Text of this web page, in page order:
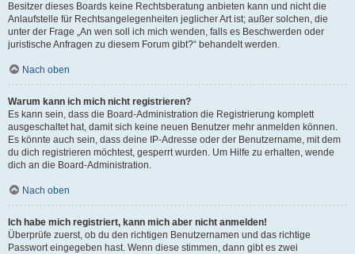
Besitzer dieses Boards keine Rechtsberatung anbieten kann und nicht die
Anlaufstelle für Rechtsangelegenheiten jeglicher Art ist; außer solchen, die
unter der Frage „An wen soll ich mich wenden, falls es Beschwerden oder
juristische Anfragen zu diesem Forum gibt?“ behandelt werden.
Nach oben
Warum kann ich mich nicht registrieren?
Es kann sein, dass die Board-Administration die Registrierung komplett
ausgeschaltet hat, damit sich keine neuen Benutzer mehr anmelden können.
Es könnte auch sein, dass deine IP-Adresse oder der Benutzername, mit dem
du dich registrieren möchtest, gesperrt wurden. Um Hilfe zu erhalten, wende
dich an die Board-Administration.
Nach oben
Ich habe mich registriert, kann mich aber nicht anmelden!
Überprüfe zuerst, ob du den richtigen Benutzernamen und das richtige
Passwort eingegeben hast. Wenn diese stimmen, dann gibt es zwei